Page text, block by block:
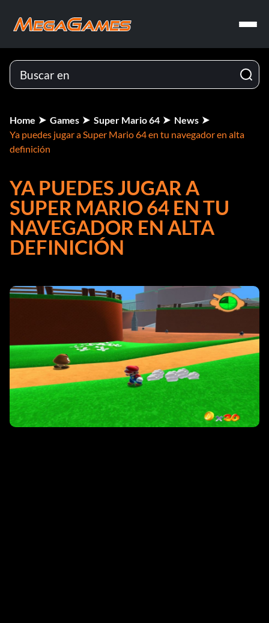
Home Games Super Mario 64
News
Ya puedes jugar a Super Mario 64 en tu navegador en alta
definición
YA PUEDES JUGAR A
SUPER MARIO 64 EN TU
NAVEGADOR EN ALTA
DEFINICIÓN